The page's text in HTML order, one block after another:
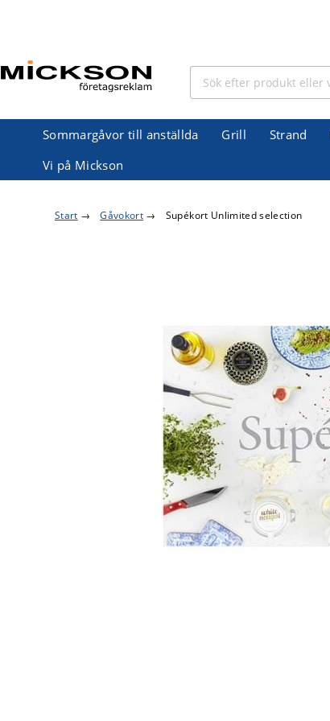
Sommargåvor till anställda Grill Strand
Vi på Mickson
Start → Gåvokort → Supékort Unlimited selection